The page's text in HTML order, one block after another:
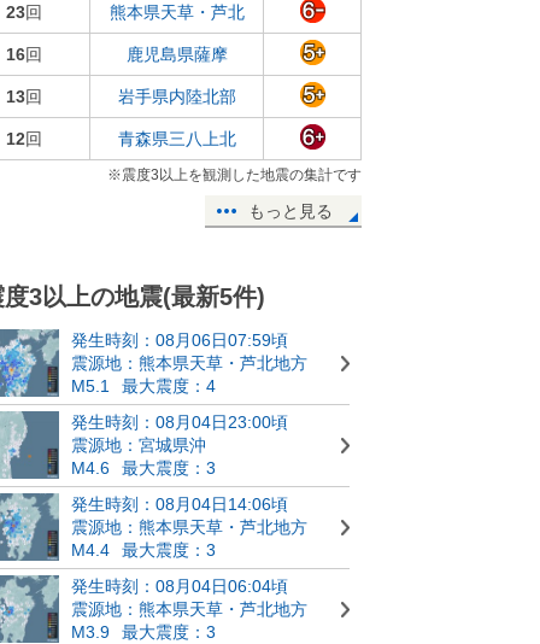
23回 熊本県天草・芦北
16回 鹿児島県薩摩
13回 岩手県内陸北部
12回 青森県三八上北
※震度3以上を観測した地震の集計です
もっと見る
度3以上の地震(最新5件)
発生時刻：08月06日07:59頃
震源地：熊本県天草・芦北地方
M5.1
最大震度：4
発生時刻：08月04日23:00頃
震源地：宮城県沖
M4.6
最大震度：3
発生時刻：08月04日14:06頃
震源地：熊本県天草・芦北地方
M4.4
最大震度：3
発生時刻：08月04日06:04頃
震源地：熊本県天草・芦北地方
M3.9
最大震度：3